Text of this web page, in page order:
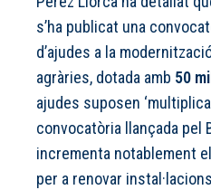
s’ha publicat una
d’ajudes a la
agràries, dotada amb 50
ajudes suposen
convocatòria llançada pel
incrementa notablement
per a renovar